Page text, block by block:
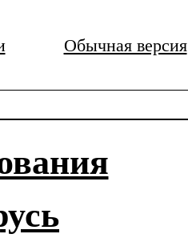
Обычная версия